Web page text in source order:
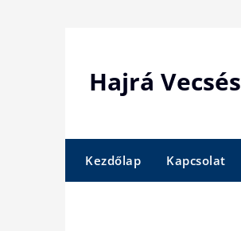
Hajrá Vecsés
Kezdőlap Kapcsolat